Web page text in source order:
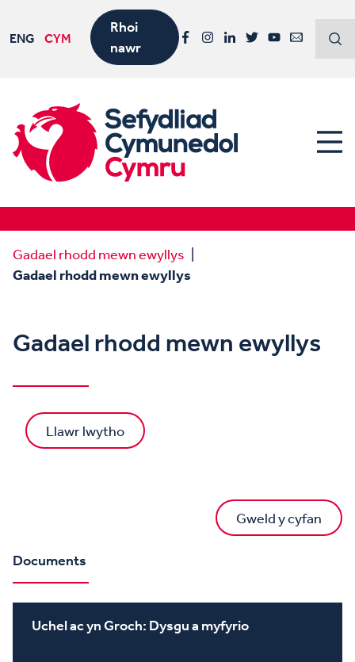
ENG CYM
Rhoi
nawr
Gadael rhodd mewn ewyllys
Gadael rhodd mewn ewyllys
Gadael rhodd mewn ewyllys
Llawr lwytho
Documents
Gweld y cyfan
Uchel ac yn Groch: Dysgu a myfyrio